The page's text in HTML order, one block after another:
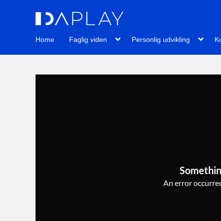
Home Faglig viden Personlig udvikling
An error